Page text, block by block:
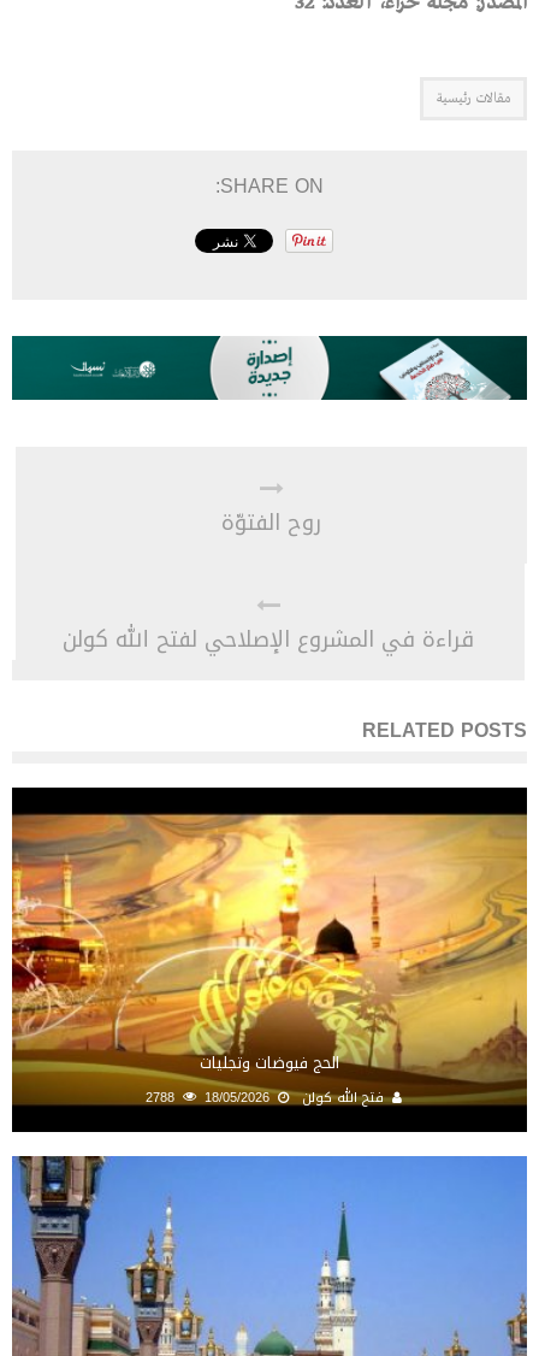
مقالات رئيسية
SHARE ON:
روح الفتوّة
قراءة في المشروع الإصلاحي لفتح الله كولن
RELATED POSTS
الحج فيوضات وتجليات
فتح الله كولن 18/05/2026
2788